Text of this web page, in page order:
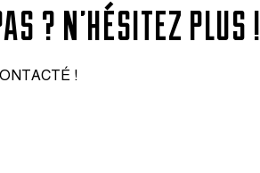
? N’HÉSITEZ PLUS !
!